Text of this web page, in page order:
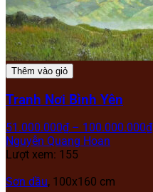
Thêm vào giỏ
Tranh Nơi Bình Yên
51.000.000₫ – 100.000.000₫
Nguyễn Quang Hoan
Lượt xem: 155
Sơn dầu, 100x160 cm